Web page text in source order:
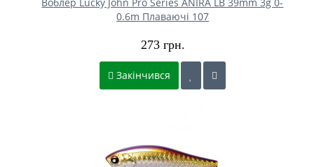
0.6m Плаваючі 107
273 грн.
Закінчився